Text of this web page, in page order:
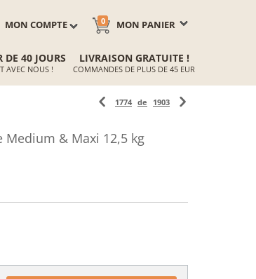
MON PANIER
0
MON COMPTE
DE 40 JOURS
AVEC NOUS !
LIVRAISON GRATUITE !
COMMANDES DE PLUS DE 45 EUR
1774 de 1903
Medium & Maxi 12,5 kg